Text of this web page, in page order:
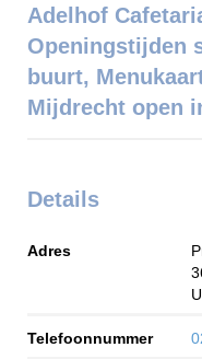
Adelhof
Openingstijden
buurt,
Mijdrecht open
Details
Adres
Telefoonnummer